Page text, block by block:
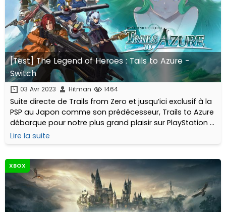
[Test] The Legend of Heroes : Tails to Azure -
Switch
03 Avr 2023 Hitman 1464
Suite directe de Trails from Zero et jusqu’ici exclusif à la
PSP au Japon comme son prédécesseur, Trails to Azure
débarque pour notre plus grand plaisir sur PlayStation 4
et Switch afin de clore l’arc Crossbell. En avant la SSS !
Lire la suite
XBOX